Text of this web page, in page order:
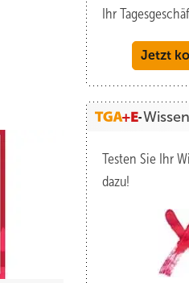
Ihr
Jetzt
Testen Sie Ihr
dazu!